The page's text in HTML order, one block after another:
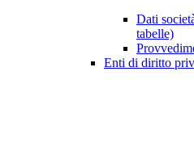
Dati
tabelle)
Enti di diritto